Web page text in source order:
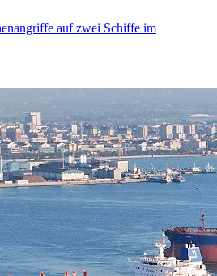
auf zwei Schiffe im